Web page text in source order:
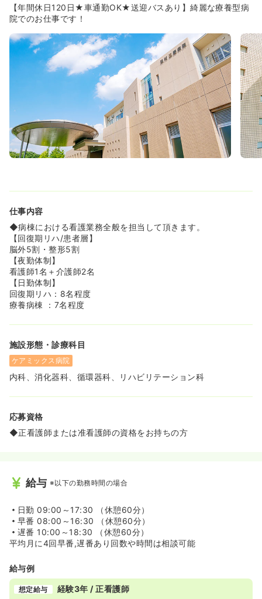
【年間休日120日★車通勤OK★送迎バスあり】綺麗な療養型病
院でのお仕事です！
仕事内容
◆病棟における看護業務全般を担当して頂きます。
【回復期リハ/患者層】
脳外5割・整形5割
【夜勤体制】
看護師1名＋介護師2名
【日勤体制】
回復期リハ：8名程度
療養病棟 ：7名程度
施設形態・診療科目
ケアミックス病院
内科、消化器科、循環器科、リハビリテーション科
応募資格
◆正看護師または准看護師の資格をお持ちの方
給与 ※以下の勤務時間の場合
日勤 09:00～17:30 （休憩60分）
早番 08:00～16:30 （休憩60分）
遅番 10:00～18:30 （休憩60分）
平均月に4回早番,遅番あり回数や時間は相談可能
給与例
想定給与 経験3年 / 正看護師